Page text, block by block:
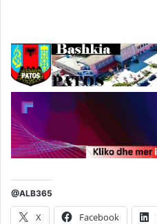
@ALB365
X Facebook